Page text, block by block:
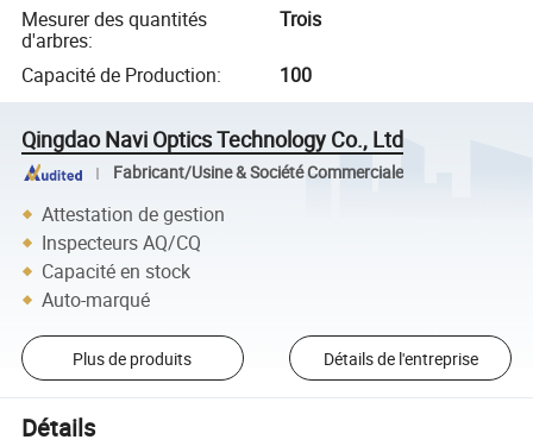
Mesurer des quantités
d'arbres:
Trois
Capacité de Production: 100
Qingdao Navi Optics Technology Co., Ltd
Fabricant/Usine & Société Commerciale
Attestation de gestion
Inspecteurs AQ/CQ
Capacité en stock
Auto-marqué
Plus de produits Détails de l'entreprise
Détails